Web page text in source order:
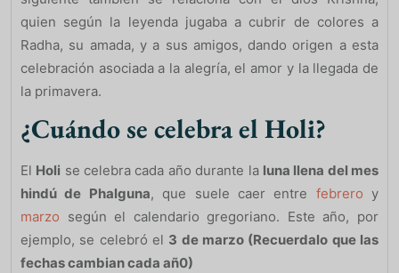
quien según la leyenda jugaba a cubrir de colores a
Radha, su amada, y a sus amigos, dando origen a esta
celebración asociada a la alegría, el amor y la llegada de
la primavera.
¿Cuándo se celebra el Holi?
El Holi se celebra cada año durante la luna llena del mes
hindú de Phalguna, que suele caer entre febrero y
marzo según el calendario gregoriano. Este año, por
ejemplo, se celebró el 3 de marzo (Recuerdalo que las
fechas cambian cada añ0)